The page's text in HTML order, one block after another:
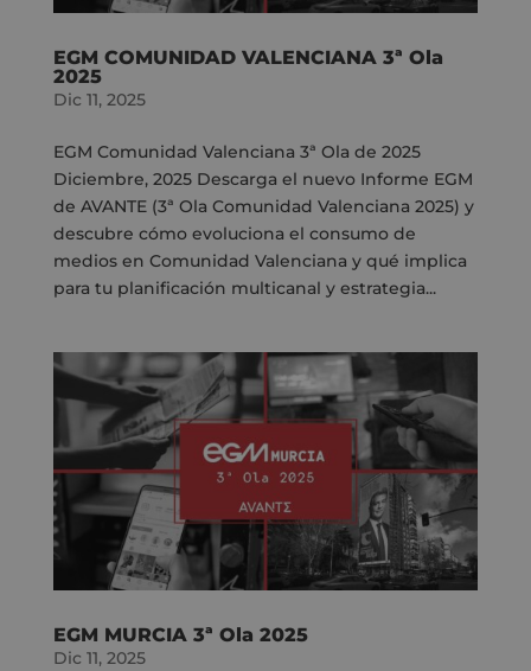
EGM COMUNIDAD VALENCIANA 3ª Ola
2025
Dic 11, 2025
EGM Comunidad Valenciana 3ª Ola de 2025
Diciembre, 2025 Descarga el nuevo Informe EGM
de AVANTE (3ª Ola Comunidad Valenciana 2025) y
descubre cómo evoluciona el consumo de
medios en Comunidad Valenciana y qué implica
para tu planificación multicanal y estrategia...
EGM MURCIA 3ª Ola 2025
Dic 11, 2025